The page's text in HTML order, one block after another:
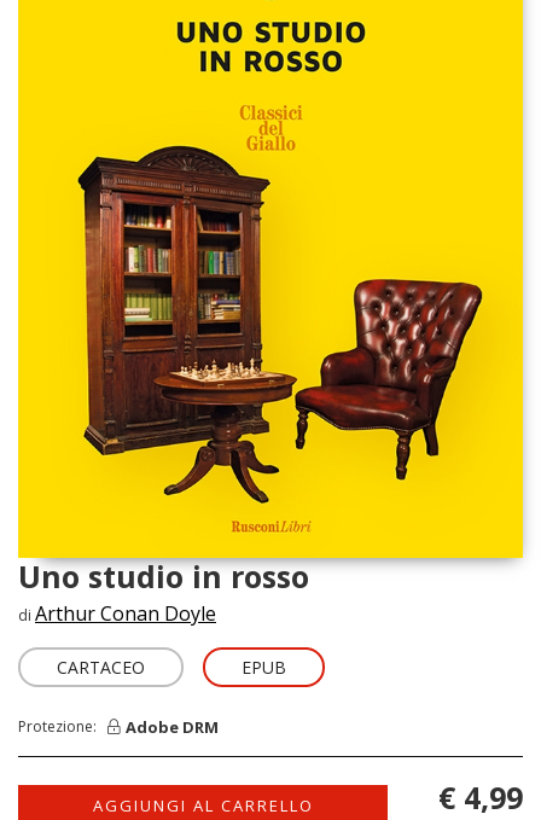
Uno studio in rosso
di Arthur Conan Doyle
CARTACEO EPUB
Protezione: Adobe DRM
AGGIUNGI AL CARRELLO € 4,99